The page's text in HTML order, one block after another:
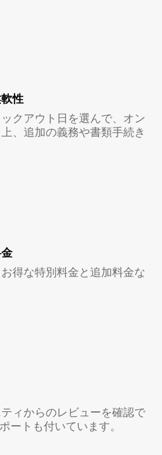
性
クアウト日を選んで、オン
、追加の義務や書類手続き
得な特別料金と追加料金な
ィからのレビューを確認で
ートも付いています。